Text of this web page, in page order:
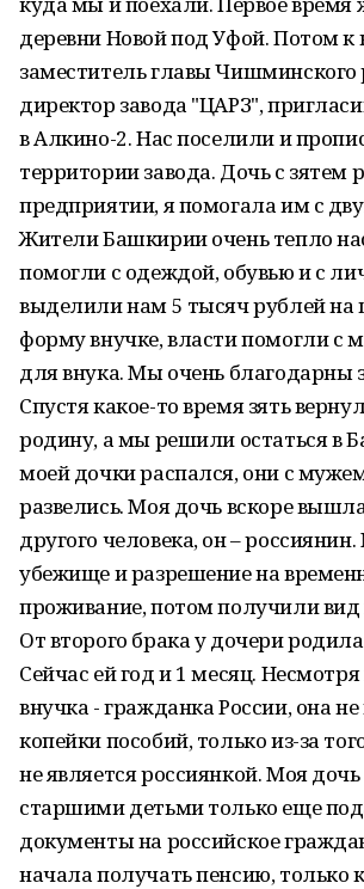
деревни Новой под Уфой. Потом
заместитель главы Чишминского
директор завода "ЦАРЗ",
в Алкино-2. Нас поселили и
территории завода. Дочь с зятем
предприятии, я помогала им с
Жители Башкирии очень тепло
помогли с одеждой, обувью и с
выделили нам 5 тысяч рублей
форму внучке, власти помогли с
для внука. Мы очень благодарны
Спустя какое-то время зять
родину, а мы решили остаться в
моей дочки распался, они с
развелись. Моя дочь вскоре
другого человека, он –
убежище и разрешение на
проживание, потом получили вид
От второго брака у дочери
Сейчас ей год и 1 месяц.
внучка - гражданка России, она
копейки пособий, только из-за
не является россиянкой. Моя
старшими детьми только еще
документы на российское
начала получать пенсию, только